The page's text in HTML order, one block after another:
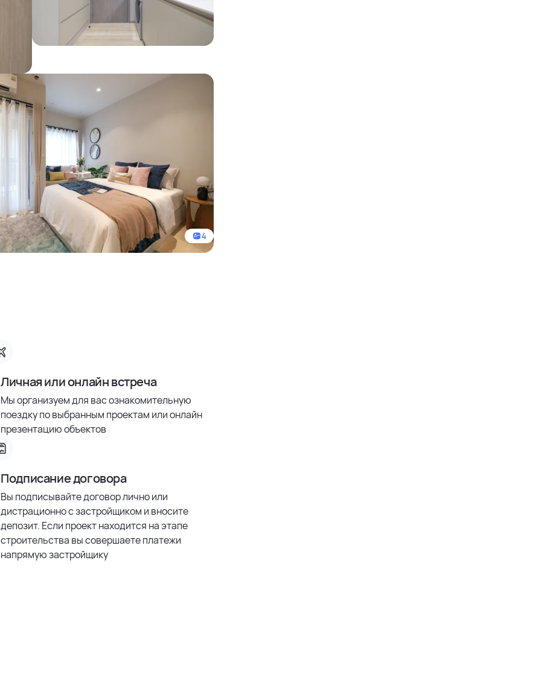
4
Личная или онлайн встреча
Мы организуем для вас ознакомительную
поездку по выбранным проектам или онлайн
презентацию объектов
Подписание договора
Вы подписывайте договор лично или
дистрационно с застройщиком и вносите
депозит. Если проект находится на этапе
строительства вы совершаете платежи
напрямую застройщику